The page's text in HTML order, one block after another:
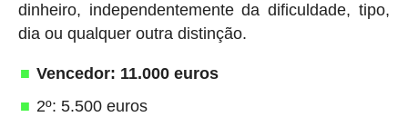
dinheiro, independentemente da dificuldade, tipo,
dia ou qualquer outra distinção.
Vencedor: 11.000 euros
2º: 5.500 euros